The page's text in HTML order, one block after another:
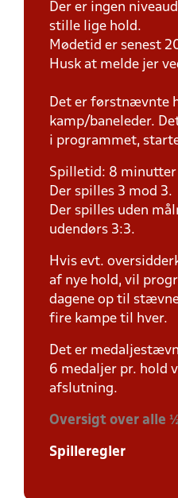
Der er ingen
stille lige hold.
Mødetid er senest
Husk at melde jer
Det er førstnævnte
kamp/baneleder.
i programmet,
Spilletid: 8 minutter
Der spilles 3 mod 3.
Der spilles uden
udendørs 3:3.
Hvis evt.
af nye hold, vil
dagene op til
fire kampe til hver.
Det er
6 medaljer pr. hold
afslutning.
Oversigt over alle
Spilleregler